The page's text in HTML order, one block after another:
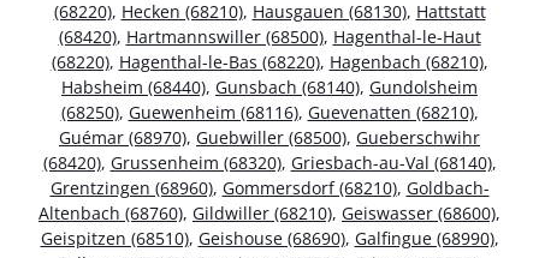
(68220), Hecken (68210), Hausgauen (68130), Hattstatt
(68420), Hartmannswiller (68500), Hagenthal-le-Haut
(68220), Hagenthal-le-Bas (68220), Hagenbach (68210),
Habsheim (68440), Gunsbach (68140), Gundolsheim
(68250), Guewenheim (68116), Guevenatten (68210),
Guémar (68970), Guebwiller (68500), Gueberschwihr
(68420), Grussenheim (68320), Griesbach-au-Val (68140),
Grentzingen (68960), Gommersdorf (68210), Goldbach-
Altenbach (68760), Gildwiller (68210), Geiswasser (68600),
Geispitzen (68510), Geishouse (68690), Galfingue (68990),